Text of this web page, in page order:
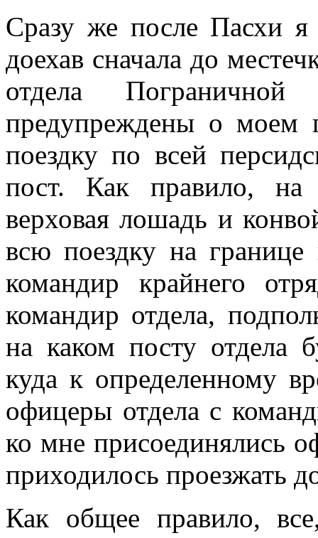
Сразу же после Пасхи я
доехав сначала до
отдела
предупреждены о моем
поездку по всей
пост. Как правило, на
верховая лошадь и
всю поездку на границе
командир крайнего
командир отдела,
на каком посту отдела
куда к определенному
офицеры отдела с
ко мне присоединялись
приходилось проезжать
Как общее правило,